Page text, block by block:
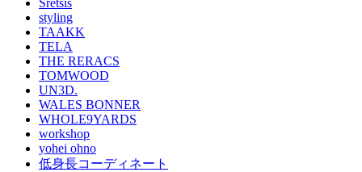
Sretsis
styling
TAAKK
TELA
THE RERACS
TOMWOOD
UN3D.
WALES BONNER
WHOLE9YARDS
workshop
yohei ohno
低身長コーディネート